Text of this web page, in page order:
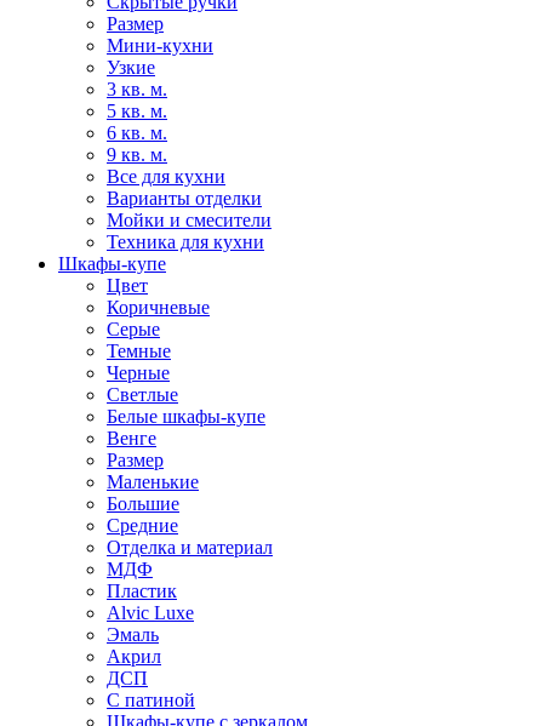
Размер
Мини-кухни
Узкие
3 кв. м.
5 кв. м.
6 кв. м.
9 кв. м.
Все для кухни
Варианты отделки
Мойки и смесители
Техника для кухни
Шкафы-купе
Цвет
Коричневые
Серые
Темные
Черные
Светлые
Белые шкафы-купе
Венге
Размер
Маленькие
Большие
Средние
Отделка и материал
МДФ
Пластик
Alvic Luxe
Эмаль
Акрил
ДСП
С патиной
Шкафы-купе с зеркалом